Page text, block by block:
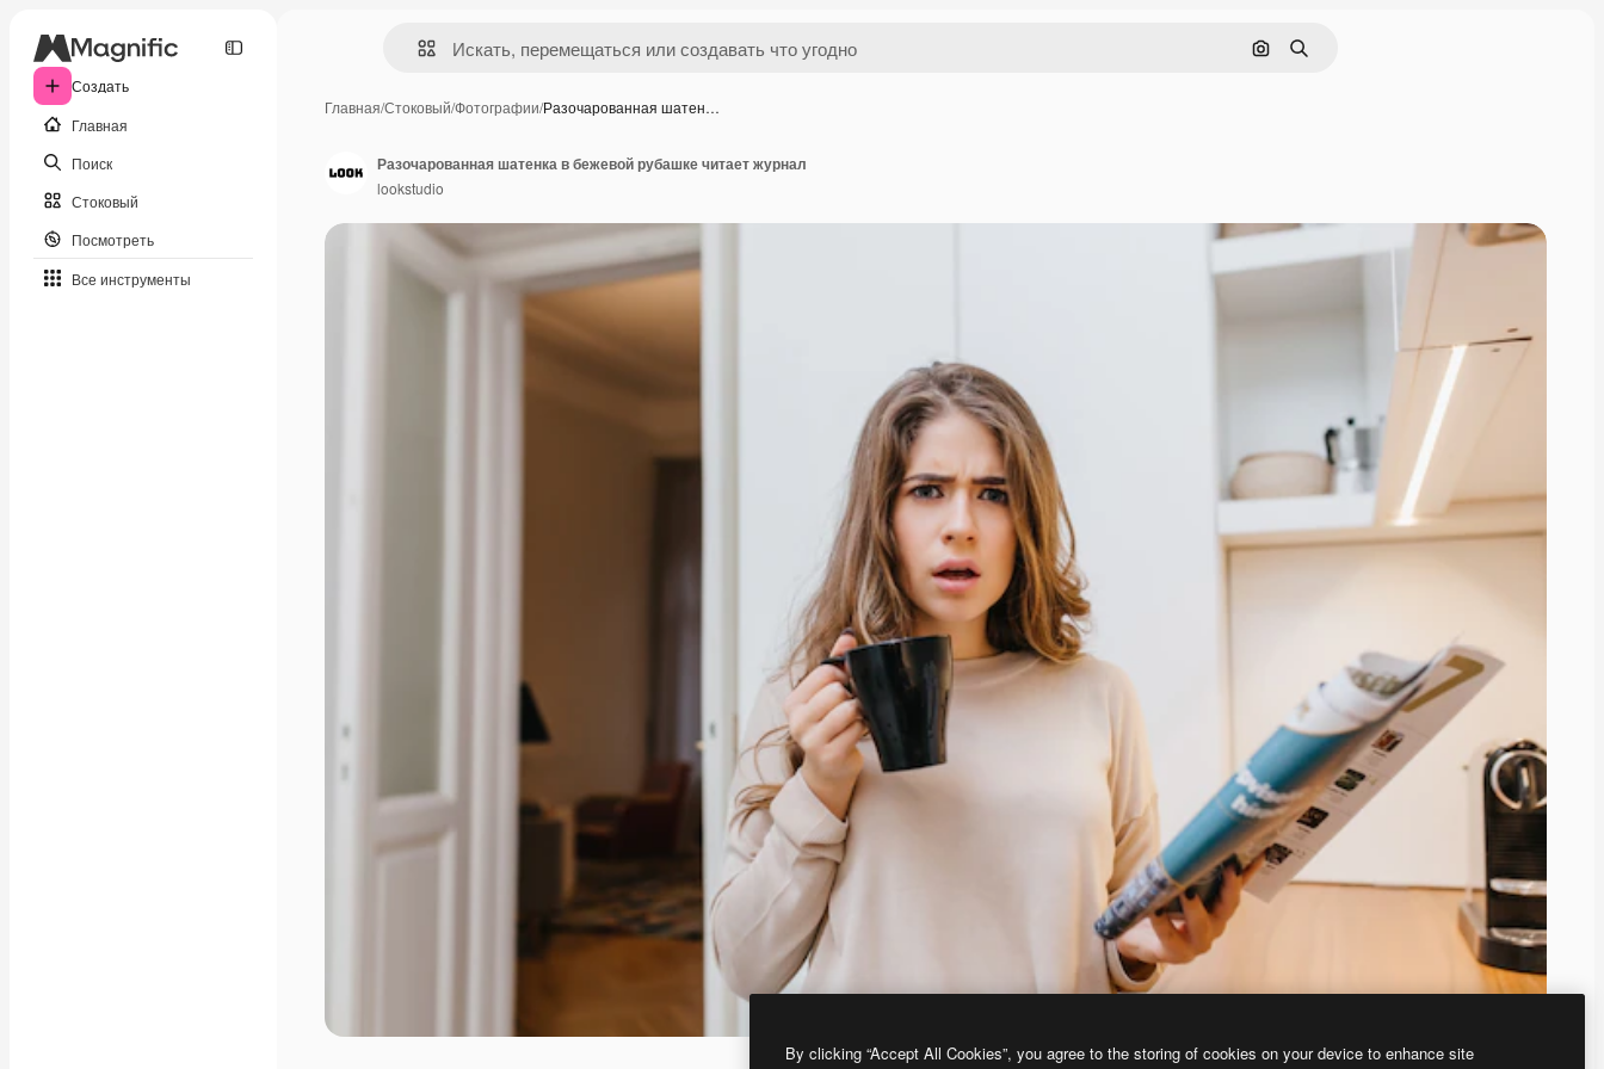
Создать
Главная
Поиск
Стоковый
Посмотреть
Все инструменты
Поиск по изображению
Поиск
Главная/Стоковый/Фотографии/Разочарованная шатен…
Разочарованная шатенка в бежевой рубашке читает журнал
lookstudio
By clicking “Accept All Cookies”, you agree to the storing of cookies on your device to enhance site